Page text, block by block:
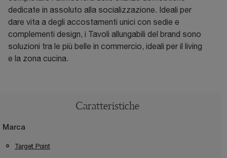
dedicate in assoluto alla socializzazione. Ideali per
dare vita a degli accostamenti unici con sedie e
complementi design, i Tavoli allungabili del brand sono
soluzioni tra le più belle in commercio, ideali per il living
e la zona cucina.
Caratteristiche
Marca
Target Point